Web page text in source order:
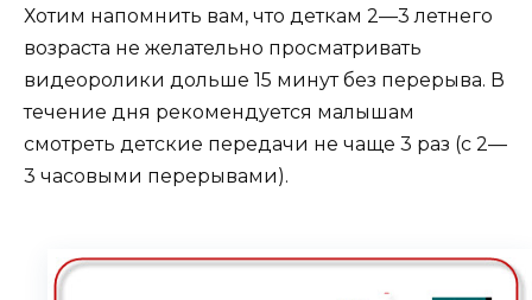
Хотим напомнить вам, что деткам 2—3 летнего
возраста не желательно просматривать
видеоролики дольше 15 минут без перерыва. В
течение дня рекомендуется малышам
смотреть детские передачи не чаще 3 раз (с 2—
3 часовыми перерывами).